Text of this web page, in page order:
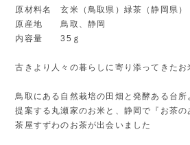
原材料名 玄米（鳥取県）緑茶（静岡県）
原産地 鳥取、静岡
内容量 35ｇ
古きより人々の暮らしに寄り添ってきたお
鳥取にある自然栽培の田畑と発酵ある台
提案する丸瀬家のお米と、静岡で『お茶
茶屋すずわのお茶が出会いました